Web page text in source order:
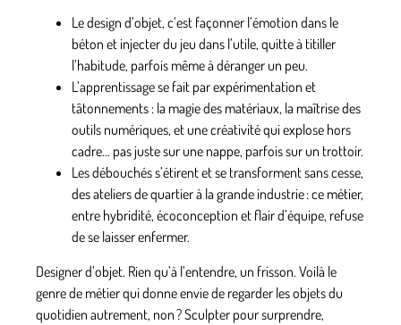
Le design d’objet, c’est façonner l’émotion dans le
béton et injecter du jeu dans l’utile, quitte à titiller
l’habitude, parfois même à déranger un peu.
L’apprentissage se fait par expérimentation et
tâtonnements : la magie des matériaux, la maîtrise des
outils numériques, et une créativité qui explose hors
cadre… pas juste sur une nappe, parfois sur un trottoir.
Les débouchés s’étirent et se transforment sans cesse,
des ateliers de quartier à la grande industrie : ce métier,
entre hybridité, écoconception et flair d’équipe, refuse
de se laisser enfermer.
Designer d’objet. Rien qu’à l’entendre, un frisson. Voilà le
genre de métier qui donne envie de regarder les objets du
quotidien autrement, non ? Sculpter pour surprendre,